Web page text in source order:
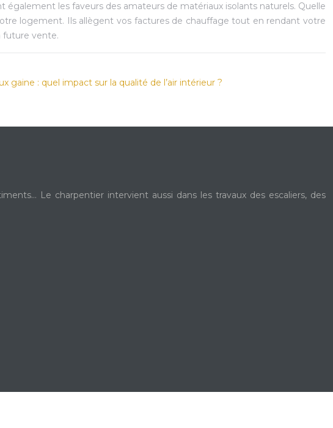
également les faveurs des amateurs de matériaux isolants naturels. Quelle
logement. Ils allègent vos factures de chauffage tout en rendant votre
future vente.
gaine : quel impact sur la qualité de l’air intérieur ?
Le charpentier intervient aussi dans les travaux des escaliers, des